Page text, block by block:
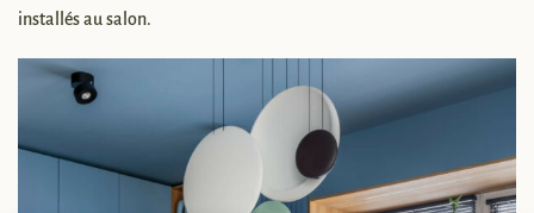
installés au salon.